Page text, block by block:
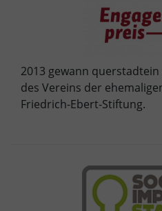
2013 gewann
des Vereins der
Friedrich-Ebert-Stiftung.